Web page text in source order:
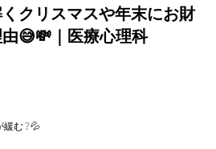
クリスマスや年末にお財
😅💸｜医療心理科
む？💦